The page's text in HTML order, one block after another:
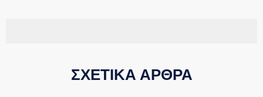
ΣΧΕΤΙΚΑ ΑΡΘΡΑ